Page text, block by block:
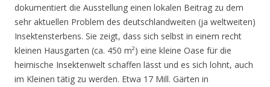
dokumentiert die Ausstellung einen lokalen Beitrag zu dem
sehr aktuellen Problem des deutschlandweiten (ja weltweiten)
Insektensterbens. Sie zeigt, dass sich selbst in einem recht
kleinen Hausgarten (ca. 450 m²) eine kleine Oase für die
heimische Insektenwelt schaffen lässt und es sich lohnt, auch
im Kleinen tätig zu werden. Etwa 17 Mill. Gärten in